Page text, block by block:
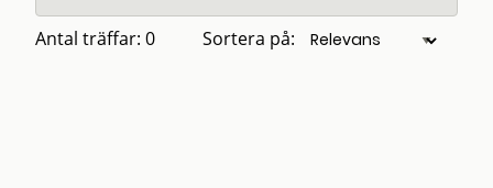
Antal träffar: 0 Sortera på: